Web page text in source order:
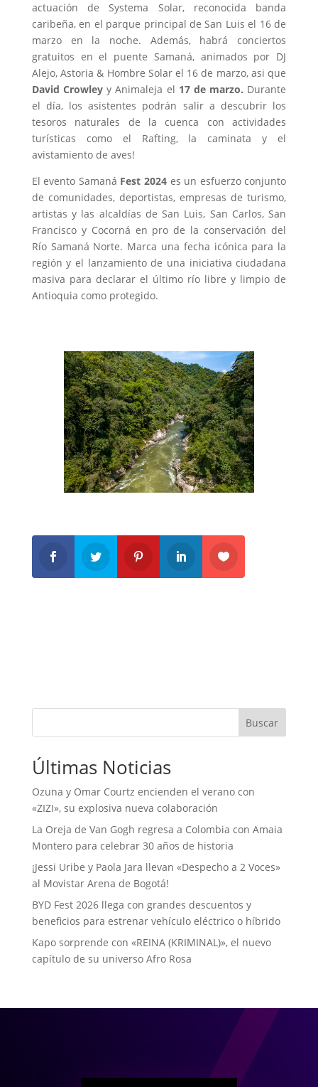
actuación de Systema Solar, reconocida banda
caribeña, en el parque principal de San Luis el 16 de
marzo en la noche. Además, habrá conciertos
gratuitos en el puente Samaná, animados por DJ
Alejo, Astoria & Hombre Solar el 16 de marzo, asi que
David Crowleyy Animaleja el 17 de marzo. Durante
el día, los asistentes podrán salir a descubrir los
tesoros naturales de la cuenca con actividades
turísticas como el Rafting, la caminata y el
avistamiento de aves!
El evento Samaná Fest 2024 es un esfuerzo conjunto
de comunidades, deportistas, empresas de turismo,
artistas y las alcaldías de San Luis, San Carlos, San
Francisco y Cocorná en pro de la conservación del
Río Samaná Norte. Marca una fecha icónica para la
región y el lanzamiento de una iniciativa ciudadana
masiva para declarar el último río libre y limpio de
Antioquia como protegido.
Buscar
Últimas Noticias
Ozuna y Omar Courtz encienden el verano con
«ZIZI», su explosiva nueva colaboración
La Oreja de Van Gogh regresa a Colombia con Amaia
Montero para celebrar 30 años de historia
¡Jessi Uribe y Paola Jara llevan «Despecho a 2 Voces»
al Movistar Arena de Bogotá!
BYD Fest 2026 llega con grandes descuentos y
beneficios para estrenar vehículo eléctrico o híbrido
Kapo sorprende con «REINA (KRIMINAL)», el nuevo
capítulo de su universo Afro Rosa